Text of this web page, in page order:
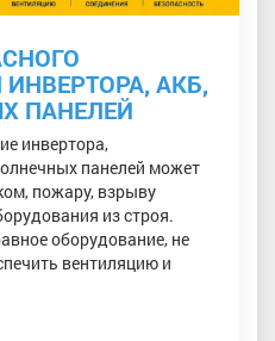
АКБ,
ПАНЕЛЕЙ
инвертора,
панелей может
пожару, взрыву
из строя.
оборудование, не
вентиляцию и